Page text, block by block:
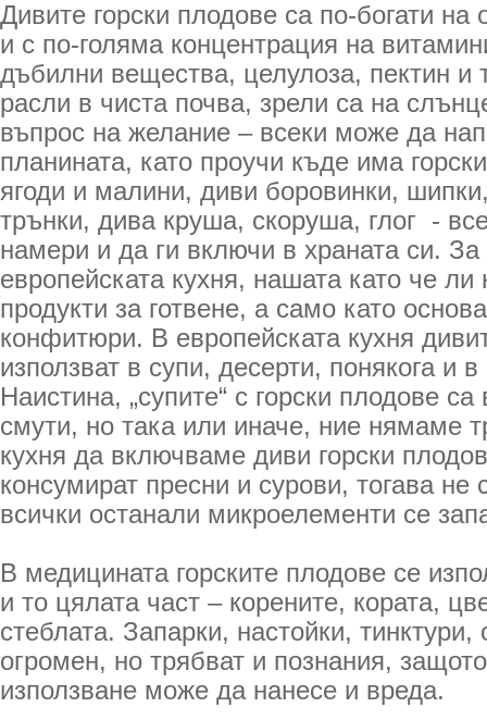
Дивите горски плодове са по-богати на
и с по-голяма концентрация на
дъбилни вещества, целулоза, пектин и
расли в чиста почва, зрели са на
въпрос на желание – всеки може да
планината, като проучи къде има
ягоди и малини, диви боровинки,
трънки, дива круша, скоруша, глог -
намери и да ги включи в храната си. За
европейската кухня, нашата като че ли
продукти за готвене, а само като
конфитюри. В европейската кухня
използват в супи, десерти, понякога и в
Наистина, „супите“ с горски плодове
смути, но така или иначе, ние нямаме
кухня да включваме диви горски
консумират пресни и сурови, тогава
всички останали микроелементи се
В медицината горските плодове се
и то цялата част – корените, кората,
стеблата. Запарки, настойки,
огромен, но трябват и познания,
използване може да нанесе и вреда.